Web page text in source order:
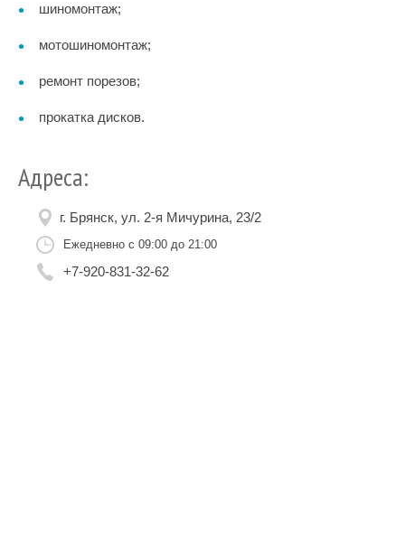
шиномонтаж;
мотошиномонтаж;
ремонт порезов;
прокатка дисков.
Адреса:
г. Брянск, ул. 2-я Мичурина, 23/2
Ежедневно с 09:00 до 21:00
+7-920-831-32-62